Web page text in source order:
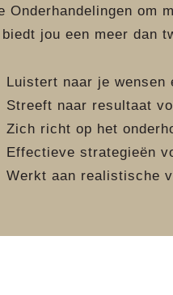
Onderhandelingen om
jou een meer dan
Luistert naar je wensen
Streeft naar resultaat
Zich richt op het
Effectieve strategieën
Werkt aan realistische